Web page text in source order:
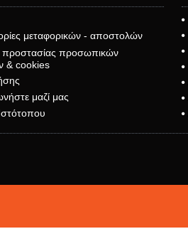
μεταφορικών - αποστολών
προσωπικών
& cookies
μαζί μας